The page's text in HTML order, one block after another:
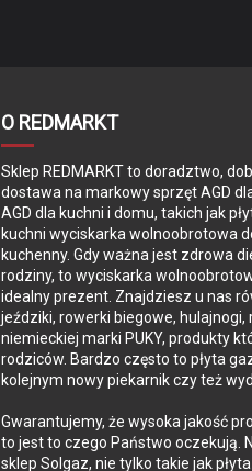
O REDMARKT
Sklep REDMARKT to doradztwo,
dostawa na markowy sprzęt AGD
AGD dla kuchni i domu, takich jak
kuchni wyciskarka wolnoobrotowa
kuchenny. Gdy ważna jest zdrowa
rodziny, to wyciskarka
idealny prezent. Znajdziesz u nas
jeździki, rowerki biegowe, hulajnogi,
niemieckiej marki PUKY, produkty
rodziców. Bardzo często to płyta
kolejnym nowy piekarnik czy też
Gwarantujemy, że wysoka jakość
to jest to czego Państwo oczekują.
sklep Solgaz, nie tylko takie jak